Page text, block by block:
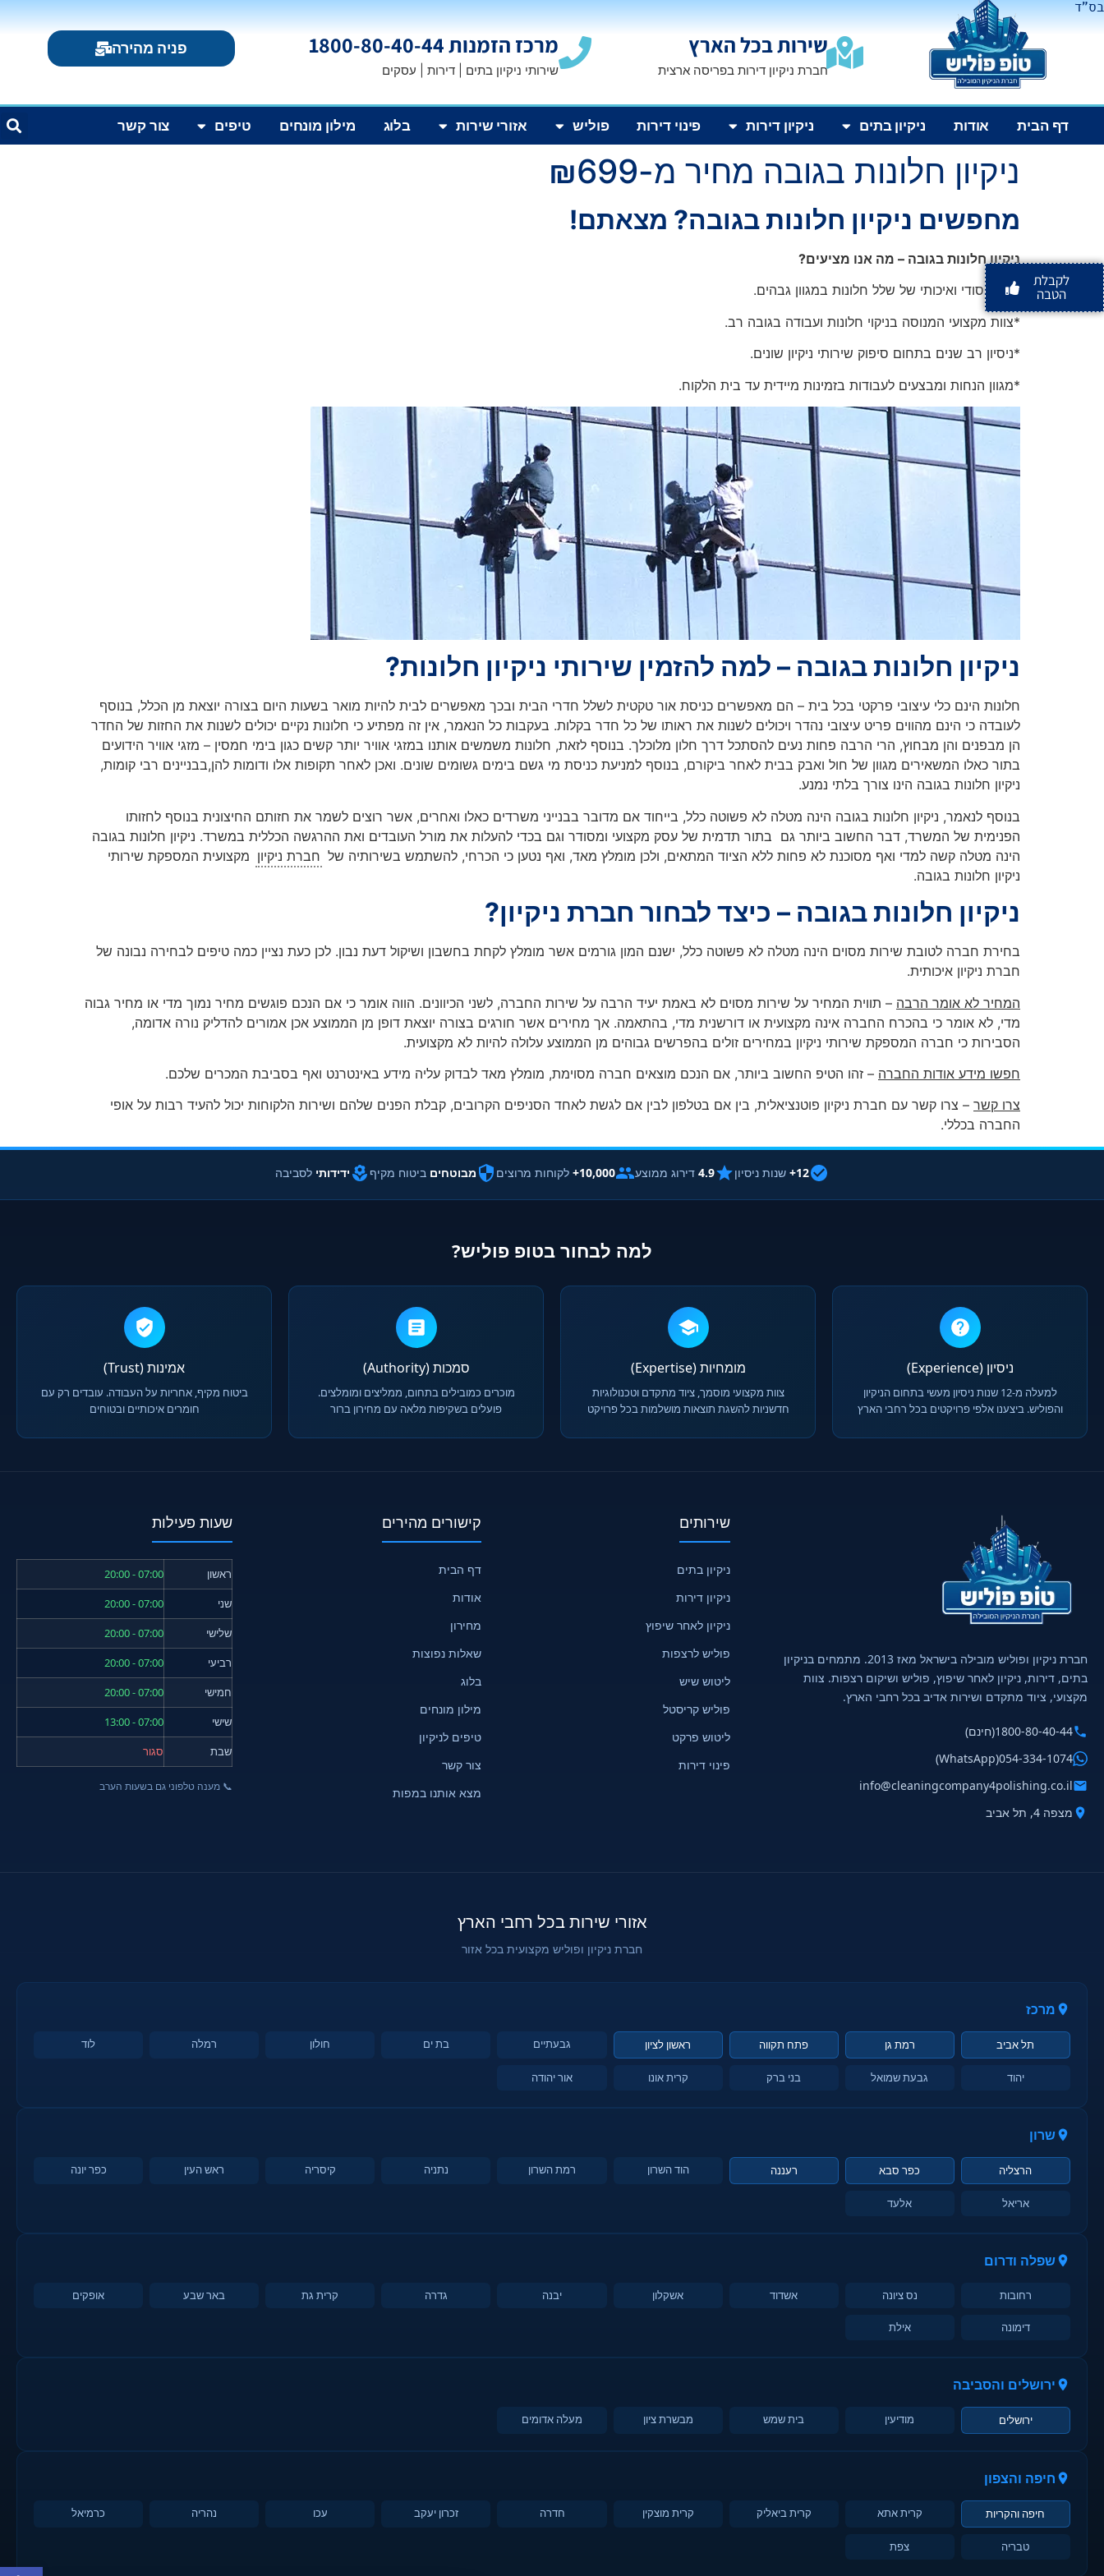
בס"ד
שירות בכל הארץ
חברת ניקיון דירות בפריסה ארצית
מרכז הזמנות 1800-80-40-44
שירותי ניקיון בתים | דירות | עסקים
פניה מהירה
דף הבית אודות ניקיון בתים ניקיון דירות פינוי דירות פוליש אזורי שירות בלוג מילון מונחים טיפים צור קשר
לקבלת
הטבה
ניקיון חלונות בגובה מחיר מ-₪699
מחפשים ניקיון חלונות בגובה? מצאתם!
ניקיון חלונות בגובה – מה אנו מציעים?
*ניקוי יסודי ואיכותי של שלל חלונות במגוון גבהים.
*צוות מקצועי המנוסה בניקוי חלונות ועבודה בגובה רב.
*ניסיון רב שנים בתחום סיפוק שירותי ניקיון שונים.
*מגוון הנחות ומבצעים לעבודות בזמינות מיידית עד בית הלקוח.
ניקיון חלונות בגובה – למה להזמין שירותי ניקיון חלונות?
חלונות הינם כלי עיצובי פרקטי בכל בית – הם מאפשרים כניסת אור טקטית לשלל חדרי הבית ובכך מאפשרים לבית להיות מואר בשעות היום בצורה יוצאת מן הכלל, בנוסף
לעובדה כי הינם מהווים פריט עיצובי נהדר ויכולים לשנות את ראותו של כל חדר בקלות. בעקבות כל הנאמר, אין זה מפתיע כי חלונות נקיים יכולים לשנות את החזות של החדר
הן מבפנים והן מבחוץ, הרי הרבה פחות נעים להסתכל דרך חלון מלוכלך. בנוסף לזאת, חלונות משמשים אותנו במזגי אוויר יותר קשים כגון בימי חמסין – מזגי אוויר הידועים
בתור כאלו המשאירים מגוון של חול ואבק בבית לאחר ביקורם, בנוסף למניעת כניסת מי גשם בימים גשומים שונים. ואכן לאחר תקופות אלו ודומות להן,בבניינים רבי קומות,
ניקיון חלונות בגובה הינו צורך בלתי נמנע.
בנוסף לנאמר, ניקיון חלונות בגובה הינה מטלה לא פשוטה כלל, בייחוד אם מדובר בבנייני משרדים כאלו ואחרים, אשר רוצים לשמר את חזותם החיצונית בנוסף לחזותו
הפנימית של המשרד, דבר החשוב ביותר גם בתור תדמית של עסק מקצועי ומסודר וגם בכדי להעלות את מורל העובדים ואת ההרגשה הכללית במשרד. ניקיון חלונות בגובה
הינה מטלה קשה למדי ואף מסוכנת לא פחות ללא הציוד המתאים, ולכן מומלץ מאד, ואף נטען כי הכרחי, להשתמש בשירותיה של חברת ניקיון מקצועית המספקת שירותי
ניקיון חלונות בגובה.
ניקיון חלונות בגובה – כיצד לבחור חברת ניקיון?
בחירת חברה לטובת שירות מסוים הינה מטלה לא פשוטה כלל, ישנם המון גורמים אשר מומלץ לקחת בחשבון ושיקול דעת נבון. לכן כעת נציין כמה טיפים לבחירה נבונה של
חברת ניקיון איכותית.
המחיר לא אומר הרבה – תווית המחיר על שירות מסוים לא באמת יעיד הרבה על שירות החברה, לשני הכיוונים. הווה אומר כי אם הנכם פוגשים מחיר נמוך מדי או מחיר גבוה
מדי, לא אומר כי בהכרח החברה אינה מקצועית או דורשנית מדי, בהתאמה. אך מחירים אשר חורגים בצורה יוצאת דופן מן הממוצע אכן אמורים להדליק נורה אדומה,
הסבירות כי חברה המספקת שירותי ניקיון במחירים זולים בהפרשים גבוהים מן הממוצע עלולה להיות לא מקצועית.
חפשו מידע אודות החברה – זהו הטיפ החשוב ביותר, אם הנכם מוצאים חברה מסוימת, מומלץ מאד לבדוק עליה מידע באינטרנט ואף בסביבת המכרים שלכם.
צרו קשר – צרו קשר עם חברת ניקיון פוטנציאלית, בין אם בטלפון לבין אם לגשת לאחד הסניפים הקרובים, קבלת הפנים שלהם ושירות הלקוחות יכול להעיד רבות על אופי
החברה בכללי.
12+ שנות ניסיון 4.9 דירוג ממוצע 10,000+ לקוחות מרוצים מבוטחים ביטוח מקיף ידידותי לסביבה
למה לבחור בטופ פוליש?
ניסיון (Experience)
למעלה מ-12 שנות ניסיון מעשי בתחום הניקיון
והפוליש. ביצענו אלפי פרויקטים בכל רחבי הארץ
מומחיות (Expertise)
צוות מקצועי מוסמך, ציוד מתקדם וטכנולוגיות
חדשניות להשגת תוצאות מושלמות בכל פרויקט
סמכות (Authority)
מוכרים כמובילים בתחום, ממליצים ומומלצים.
פועלים בשקיפות מלאה עם מחירון ברור
אמינות (Trust)
ביטוח מקיף, אחריות על העבודה. עובדים רק עם
חומרים איכותיים ובטוחים
חברת ניקיון ופוליש מובילה בישראל מאז 2013. מתמחים בניקיון
בתים, דירות, ניקיון לאחר שיפוץ, פוליש ושיקום רצפות. צוות
מקצועי, ציוד מתקדם ושירות אדיב בכל רחבי הארץ.
1800-80-40-44(חינם)
054-334-1074
(WhatsApp)
info@cleaningcompany4polishing.co.il
מצפה 4, תל אביב
שירותים
ניקיון בתים
ניקיון דירות
ניקיון לאחר שיפוץ
פוליש לרצפות
ליטוש שיש
פוליש קריסטל
ליטוש פרקט
פינוי דירות
קישורים מהירים
דף הבית
אודות
מחירון
שאלות נפוצות
בלוג
מילון מונחים
טיפים לניקיון
צור קשר
מצא אותנו במפות
שעות פעילות
ראשון
07:00 - 20:00
שני
07:00 - 20:00
שלישי
07:00 - 20:00
רביעי
07:00 - 20:00
חמישי
07:00 - 20:00
שישי
07:00 - 13:00
שבת
סגור
📞 מענה טלפוני גם בשעות הערב
אזורי שירות בכל רחבי הארץ
חברת ניקיון ופוליש מקצועית בכל אזור
מרכז
תל אביב רמת גן פתח תקווה ראשון לציון גבעתיים בת ים חולון רמלה לוד
יהוד גבעת שמואל בני ברק קרית אונו אור יהודה
שרון
הרצליה כפר סבא רעננה הוד השרון רמת השרון נתניה קיסריה ראש העין כפר יונה
אריאל אלעד
שפלה ודרום
רחובות נס ציונה אשדוד אשקלון יבנה גדרה קרית גת באר שבע אופקים
דימונה אילת
ירושלים והסביבה
ירושלים מודיעין בית שמש מבשרת ציון מעלה אדומים
חיפה והצפון
חיפה והקריות קרית אתא קרית ביאליק קרית מוצקין חדרה זכרון יעקב עכו נהריה כרמיאל
טבריה צפת